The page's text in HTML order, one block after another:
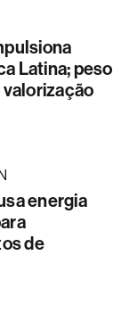
Latina; peso
energia
de